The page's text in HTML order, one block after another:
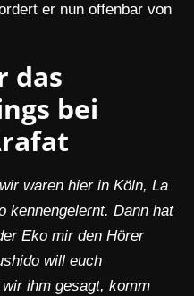
er nun offenbar von
das
bei
waren hier in Köln, La
kennengelernt. Dann hat
Eko mir den Hörer
will euch
ihm gesagt, komm